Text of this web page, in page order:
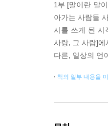
1부 [말이란 말
아가는 사람들
시를 쓰게 된 시
사랑, 그 사람]
다른, 일상의 언
책의 일부 내용을